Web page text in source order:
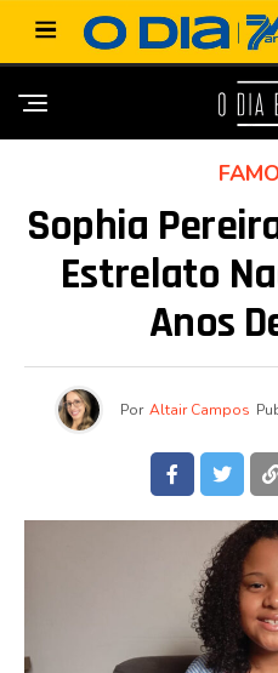
Sophia
Estrelato
Anos
Por Altair Campos